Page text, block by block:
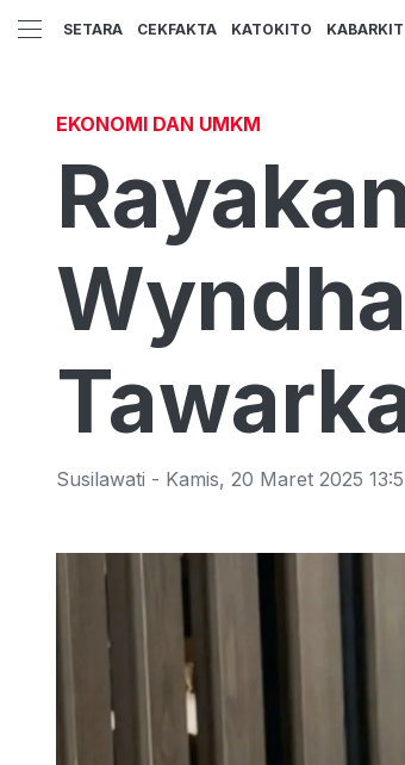
SETARA CEKFAKTA KATOKITO
EKONOMI DAN UMKM
Susilawati - Kamis, 20 Maret 2025